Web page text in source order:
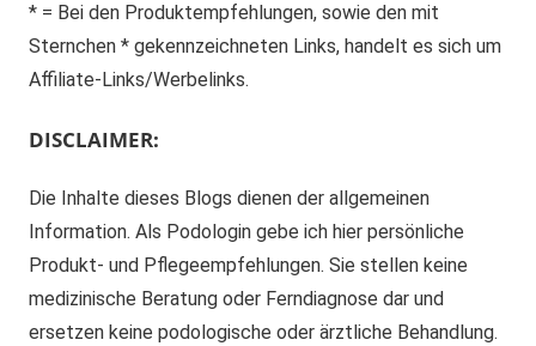
* = Bei den Produktempfehlungen, sowie den mit
Sternchen * gekennzeichneten Links, handelt es sich um
Affiliate-Links/Werbelinks.
DISCLAIMER:
Die Inhalte dieses Blogs dienen der allgemeinen
Information. Als Podologin gebe ich hier persönliche
Produkt- und Pflegeempfehlungen. Sie stellen keine
medizinische Beratung oder Ferndiagnose dar und
ersetzen keine podologische oder ärztliche Behandlung.